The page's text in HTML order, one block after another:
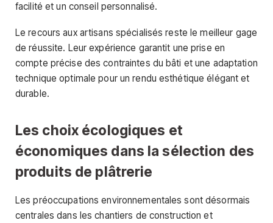
facilité et un conseil personnalisé.
Le recours aux artisans spécialisés reste le meilleur gage
de réussite. Leur expérience garantit une prise en
compte précise des contraintes du bâti et une adaptation
technique optimale pour un rendu esthétique élégant et
durable.
Les choix écologiques et
économiques dans la sélection des
produits de plâtrerie
Les préoccupations environnementales sont désormais
centrales dans les chantiers de construction et